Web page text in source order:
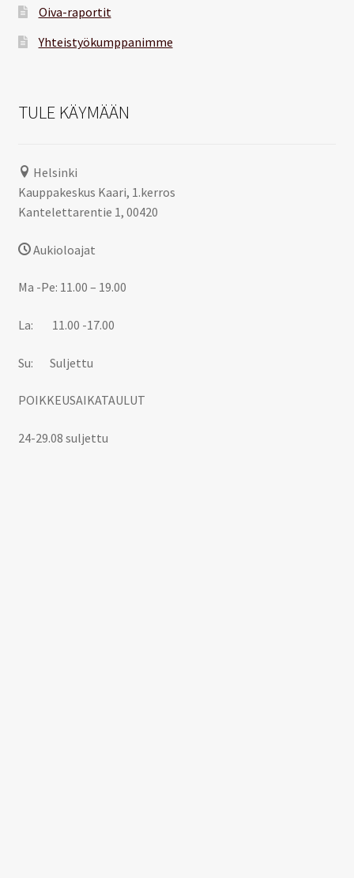
Oiva-raportit
Yhteistyökumppanimme
TULE KÄYMÄÄN
Helsinki
Kauppakeskus Kaari, 1.kerros
Kantelettarentie 1, 00420
Aukioloajat
Ma -Pe: 11.00 – 19.00
La: 11.00 -17.00
Su: Suljettu
POIKKEUSAIKATAULUT
24-29.08 suljettu